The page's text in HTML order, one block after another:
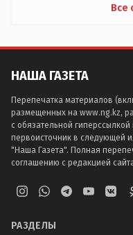
Все
НАША ГАЗЕТА
Перепечатка материалов
размещенных на www.ng.kz,
с обязательной
первоисточник в следующей
"Наша Газета". Полная
соглашению с редакцией
РАЗДЕЛЫ